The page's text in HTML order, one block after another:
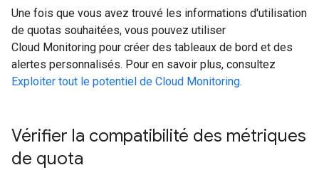
Une fois que vous avez trouvé les informations d'utilisation
de quotas souhaitées, vous pouvez utiliser
Cloud Monitoring pour créer des tableaux de bord et des
alertes personnalisés. Pour en savoir plus, consultez
Exploiter tout le potentiel de Cloud Monitoring.
Vérifier la compatibilité des métriques
de quota